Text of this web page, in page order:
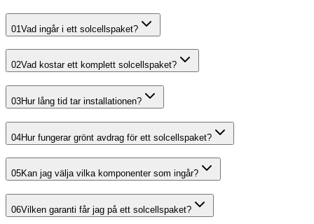
01Vad ingår i ett solcellspaket?
02Vad kostar ett komplett solcellspaket?
03Hur lång tid tar installationen?
04Hur fungerar grönt avdrag för ett solcellspaket?
05Kan jag välja vilka komponenter som ingår?
06Vilken garanti får jag på ett solcellspaket?